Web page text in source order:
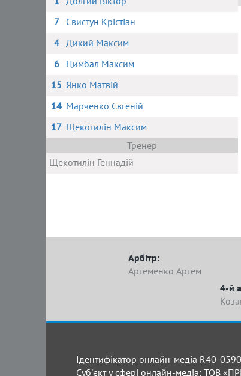
7
Свистун Крістіан
4 Дикий Максим
6
Цимбал Максим
15 Янко Матвій
14 Марченко Євгеній
17 Щекотилін Максим
Тренер
Щекотилін Геннадій
Арбітр:
Артеменко Артем
4-й
Ідентифікатор онлайн-медіа R40-
Суб'єкт у сфері онлайн-медіа: ТОВ